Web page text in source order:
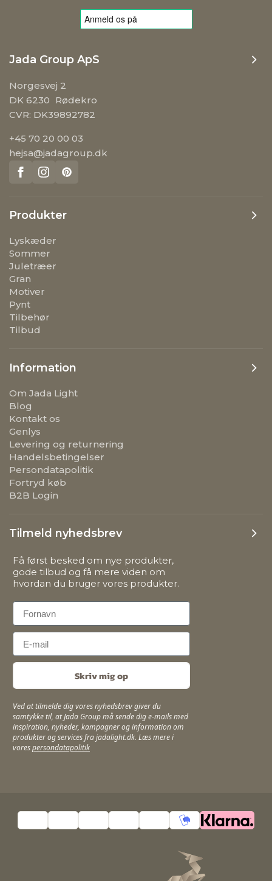
Jada Group ApS
Norgesvej 2
DK 6230 Rødekro
CVR: DK39892782
+45 70 20 00 03
hejsa@jadagroup.dk
Produkter
Lyskæder
Sommer
Juletræer
Gran
Motiver
Pynt
Tilbehør
Tilbud
Information
Om Jada Light
Blog
Kontakt os
Genlys
Levering og returnering
Handelsbetingelser
Persondatapolitik
Fortryd køb
B2B Login
Tilmeld nyhedsbrev
Få først besked om nye produkter,
gode tilbud og få mere viden om
hvordan du bruger vores produkter.
First Name
Email
Skriv mig op
Ved at tilmelde dig vores nyhedsbrev giver du
samtykke til, at Jada Group må sende dig e-mails med
inspiration, nyheder, kampagner og information om
produkter og services fra jadalight.dk. Læs mere i
vorespersondatapolitik